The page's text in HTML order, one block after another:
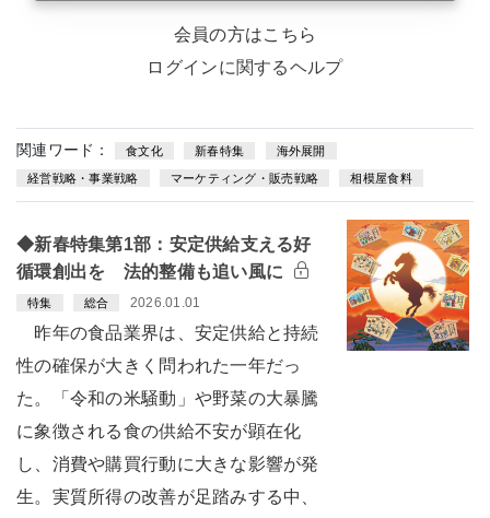
会員の方はこちら
ログインに関するヘルプ
関連ワード： 食文化 新春特集 海外展開
経営戦略・事業戦略 マーケティング・販売戦略 相模屋食料
◆新春特集第1部：安定供給支える好
循環創出を 法的整備も追い風に
特集 総合 2026.01.01
昨年の食品業界は、安定供給と持続
性の確保が大きく問われた一年だっ
た。「令和の米騒動」や野菜の大暴騰
に象徴される食の供給不安が顕在化
し、消費や購買行動に大きな影響が発
生。実質所得の改善が足踏みする中、